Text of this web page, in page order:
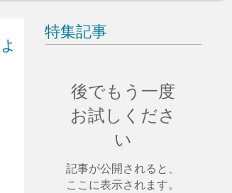
特集記事
後でもう一度
お試しくださ
い
記事が公開されると、
ここに表示されます。